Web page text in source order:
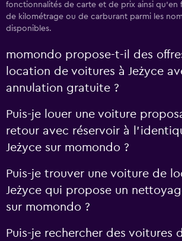
fonctionnalités de carte et de prix ainsi qu'en
de kilométrage ou de carburant parmi les
disponibles.
momondo propose-t-il des
location de voitures à Jeżyce
annulation gratuite ?
Puis-je louer une voiture
retour avec réservoir à
Jeżyce sur momondo ?
Puis-je trouver une voiture de
Jeżyce qui propose un
sur momondo ?
Puis-je rechercher des voitures